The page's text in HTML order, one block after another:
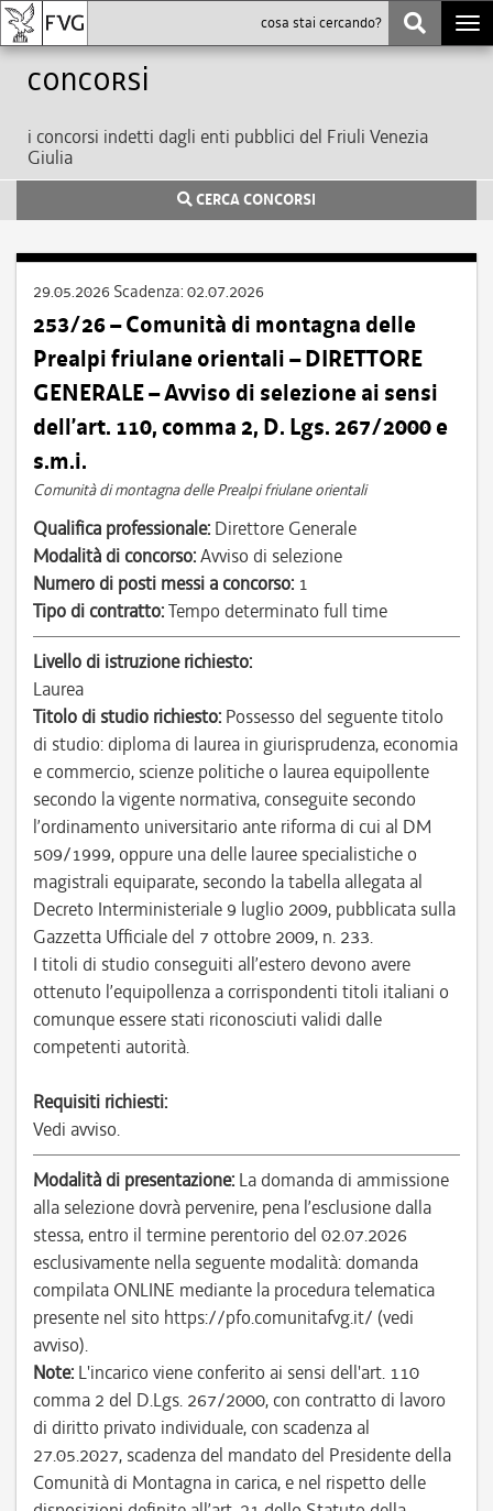
Concorsi
i concorsi indetti dagli enti pubblici del Friuli Venezia
Giulia
CERCA CONCORSI
29.05.2026 Scadenza: 02.07.2026
253/26 – Comunità di montagna delle
Prealpi friulane orientali – DIRETTORE
GENERALE – Avviso di selezione ai sensi
dell’art. 110, comma 2, D. Lgs. 267/2000 e
s.m.i.
Comunità di montagna delle Prealpi friulane orientali
Qualifica professionale: Direttore Generale
Modalità di concorso:Avviso di selezione
Numero di posti messi a concorso: 1
Tipo di contratto:Tempo determinato full time
Livello di istruzione richiesto:
Laurea
Titolo di studio richiesto: Possesso del seguente titolo
di studio: diploma di laurea in giurisprudenza, economia
e commercio, scienze politiche o laurea equipollente
secondo la vigente normativa, conseguite secondo
l’ordinamento universitario ante riforma di cui al DM
509/1999, oppure una delle lauree specialistiche o
magistrali equiparate, secondo la tabella allegata al
Decreto Interministeriale 9 luglio 2009, pubblicata sulla
Gazzetta Ufficiale del 7 ottobre 2009, n. 233.
I titoli di studio conseguiti all’estero devono avere
ottenuto l’equipollenza a corrispondenti titoli italiani o
comunque essere stati riconosciuti validi dalle
competenti autorità.
Requisiti richiesti:
Vedi avviso.
Modalità di presentazione: La domanda di ammissione
alla selezione dovrà pervenire, pena l’esclusione dalla
stessa, entro il termine perentorio del 02.07.2026
esclusivamente nella seguente modalità: domanda
compilata ONLINE mediante la procedura telematica
presente nel sito https://pfo.comunitafvg.it/ (vedi
avviso).
Note: L'incarico viene conferito ai sensi dell'art. 110
comma 2 del D.Lgs. 267/2000, con contratto di lavoro
di diritto privato individuale, con scadenza al
27.05.2027, scadenza del mandato del Presidente della
Comunità di Montagna in carica, e nel rispetto delle